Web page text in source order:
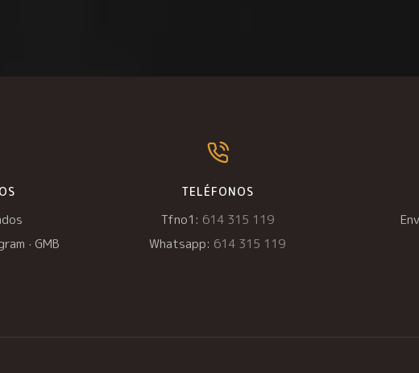
· GMB
TELÉFONOS
Tfno1: 614 315 119
Whatsapp: 614 315 119